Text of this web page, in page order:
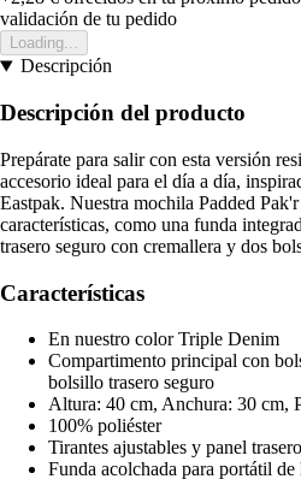
validación de tu pedido
Loading...
Descripción
Descripción del producto
Prepárate para salir con esta versión
accesorio ideal para el día a día,
Eastpak. Nuestra mochila Padded
características, como una funda
trasero seguro con cremallera y dos
Características
En nuestro color Triple Denim
Compartimento principal con
bolsillo trasero seguro
Altura: 40 cm, Anchura: 30 cm,
100% poliéster
Tirantes ajustables y panel
Funda acolchada para portátil de